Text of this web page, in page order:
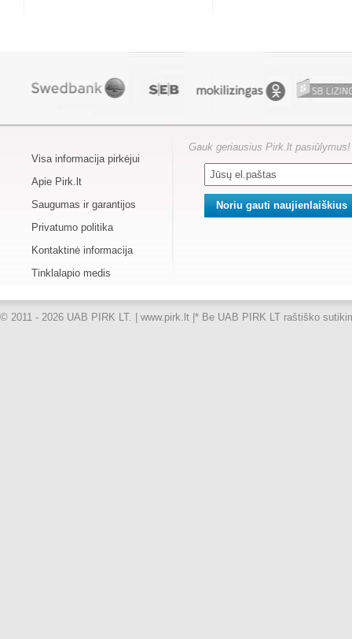
Visa informacija pirkėjui
Apie Pirk.lt
Saugumas ir garantijos
Privatumo politika
Kontaktinė informacija
Tinklalapio medis
Gauk geriausius Pirk.lt pasiūlymus!
© 2011 - 2026 UAB PIRK LT. | www.pirk.lt | * Be UAB PIRK LT raštiško